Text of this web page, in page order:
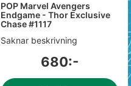
POP Marvel Avengers
Endgame - Thor Exclusive
Chase #1117
Saknar beskrivning
680:-